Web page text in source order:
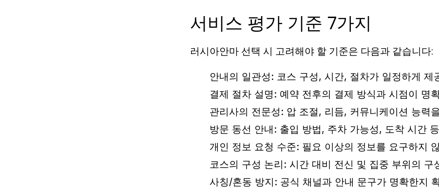
서비스 평가 기준 7가지
러시아안마 선택 시 고려해야 할 기준은 다음과 같습니다:
안내의 일관성: 코스 구성, 시간, 절차가 일정하게 제
결제 절차 설명: 예약 전후의 결제 방식과 시점이 명
관리사의 전문성: 압 조절, 리듬, 커뮤니케이션 능력
방문 동선 안내: 출입 방법, 주차 가능성, 도착 시간
개인 정보 요청 수준: 필요 이상의 정보를 요구하지
코스의 구성 논리: 시간 대비 전신 및 집중 부위의 구
사칭/혼동 방지: 공식 채널과 안내 문구가 명확한지